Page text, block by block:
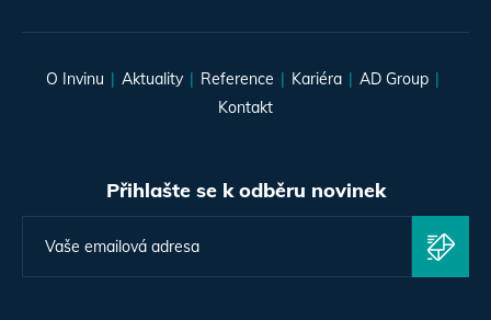
O Invinu Aktuality Reference Kariéra
AD Group
Kontakt
Přihlašte se k odběru novinek